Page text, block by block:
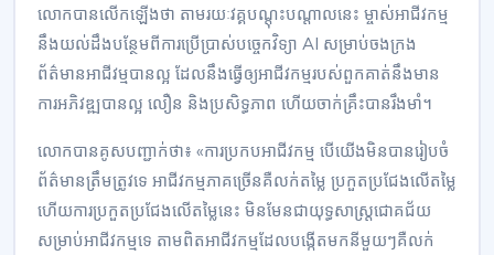
លោកបានលើកឡើងថា តាមរយៈវគ្គបណ្តុះបណ្តាលនេះ ម្ចាស់អាជីវកម្ម
នឹងយល់ដឹងបន្ថែមពីការប្រើប្រាស់បច្ចេកវិទ្យា AI សម្រាប់ចងក្រង
ព័ត៌មានអាជីវម្មបានល្អ ដែលនឹងធ្វើឲ្យអាជីវកម្មរបស់ពួកគាត់នឹងមាន
ការអភិវឌ្ឍបានល្អ លឿន និងប្រសិទ្ធភាព ហើយចាក់គ្រឹះបានរឹងមាំ។
លោកបានគូសបញ្ជាក់ថា៖ «ការប្រកបអាជីវកម្ម បើយើងមិនបានរៀបចំ
ព័ត៌មានត្រឹមត្រូវទេ អាជីវកម្មភាគច្រើនគឺលក់តម្លៃ ប្រកួតប្រជែងលើតម្លៃ
ហើយការប្រកួតប្រជែងលើតម្លៃនេះ មិនមែនជាយុទ្ធសាស្ត្រជោគជ័យ
សម្រាប់អាជីវកម្មទេ តាមពិតអាជីវកម្មដែលបង្កើតមកនីមួយៗគឺលក់